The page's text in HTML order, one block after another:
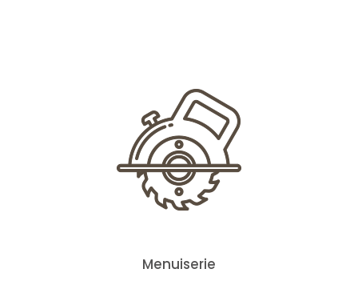
Menuiserie